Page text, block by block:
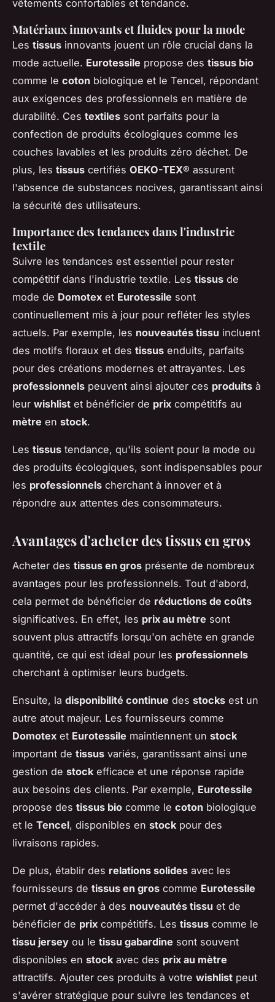
vêtements confortables et tendance.
Matériaux innovants et fluides pour la mode
Les tissus innovants jouent un rôle crucial dans la
mode actuelle. Eurotessile propose des tissus bio
comme le coton biologique et le Tencel, répondant
aux exigences des professionnels en matière de
durabilité. Ces textiles sont parfaits pour la
confection de produits écologiques comme les
couches lavables et les produits zéro déchet. De
plus, les tissus certifiés OEKO-TEX® assurent
l'absence de substances nocives, garantissant ainsi
la sécurité des utilisateurs.
Importance des tendances dans l'industrie
textile
Suivre les tendances est essentiel pour rester
compétitif dans l'industrie textile. Les tissus de
mode de Domotex et Eurotessile sont
continuellement mis à jour pour refléter les styles
actuels. Par exemple, les nouveautés tissu incluent
des motifs floraux et des tissus enduits, parfaits
pour des créations modernes et attrayantes. Les
professionnels peuvent ainsi ajouter ces produits à
leur wishlist et bénéficier de prix compétitifs au
mètre en stock.
Les tissus tendance, qu'ils soient pour la mode ou
des produits écologiques, sont indispensables pour
les professionnels cherchant à innover et à
répondre aux attentes des consommateurs.
Avantages d'acheter des tissus en gros
Acheter des tissus en gros présente de nombreux
avantages pour les professionnels. Tout d'abord,
cela permet de bénéficier de réductions de coûts
significatives. En effet, les prix au mètre sont
souvent plus attractifs lorsqu'on achète en grande
quantité, ce qui est idéal pour les professionnels
cherchant à optimiser leurs budgets.
Ensuite, la disponibilité continue des stocks est un
autre atout majeur. Les fournisseurs comme
Domotex et Eurotessile maintiennent un stock
important de tissus variés, garantissant ainsi une
gestion de stock efficace et une réponse rapide
aux besoins des clients. Par exemple, Eurotessile
propose des tissus bio comme le coton biologique
et le Tencel, disponibles en stock pour des
livraisons rapides.
De plus, établir des relations solides avec les
fournisseurs de tissus en gros comme Eurotessile
permet d'accéder à des nouveautés tissu et de
bénéficier de prix compétitifs. Les tissus comme le
tissu jersey ou le tissu gabardine sont souvent
disponibles en stock avec des prix au mètre
attractifs. Ajouter ces produits à votre wishlist peut
s'avérer stratégique pour suivre les tendances et